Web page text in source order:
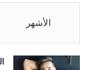
الأشهر